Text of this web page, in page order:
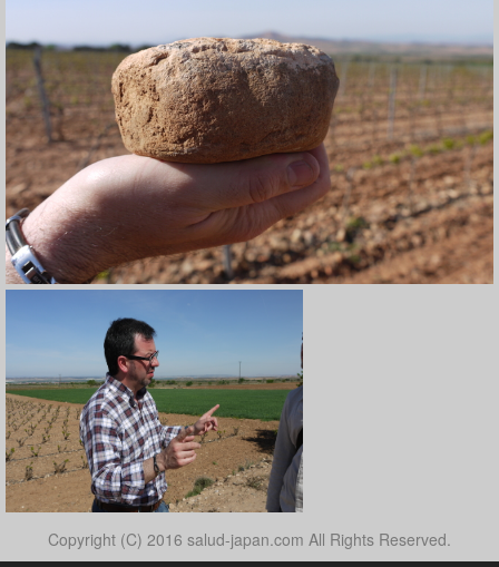
Copyright (C) 2016 salud-japan.com All Rights Reserved.